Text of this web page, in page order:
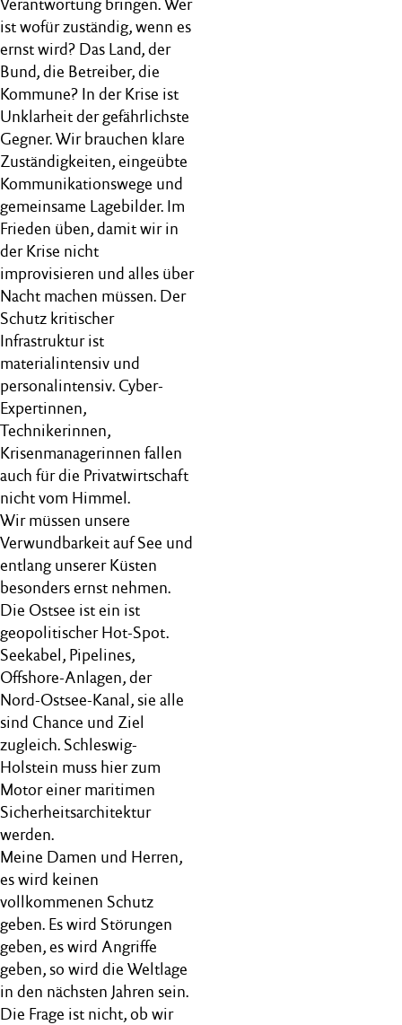
Verantwortung bringen. Wer
ist wofür zuständig, wenn es
ernst wird? Das Land, der
Bund, die Betreiber, die
Kommune? In der Krise ist
Unklarheit der gefährlichste
Gegner. Wir brauchen klare
Zuständigkeiten, eingeübte
Kommunikationswege und
gemeinsame Lagebilder. Im
Frieden üben, damit wir in
der Krise nicht
improvisieren und alles über
Nacht machen müssen. Der
Schutz kritischer
Infrastruktur ist
materialintensiv und
personalintensiv. Cyber-
Expertinnen,
Technikerinnen,
Krisenmanagerinnen fallen
auch für die Privatwirtschaft
nicht vom Himmel.
Wir müssen unsere
Verwundbarkeit auf See und
entlang unserer Küsten
besonders ernst nehmen.
Die Ostsee ist ein ist
geopolitischer Hot-Spot.
Seekabel, Pipelines,
Offshore-Anlagen, der
Nord-Ostsee-Kanal, sie alle
sind Chance und Ziel
zugleich. Schleswig-
Holstein muss hier zum
Motor einer maritimen
Sicherheitsarchitektur
werden.
Meine Damen und Herren,
es wird keinen
vollkommenen Schutz
geben. Es wird Störungen
geben, es wird Angriffe
geben, so wird die Weltlage
in den nächsten Jahren sein.
Die Frage ist nicht, ob wir